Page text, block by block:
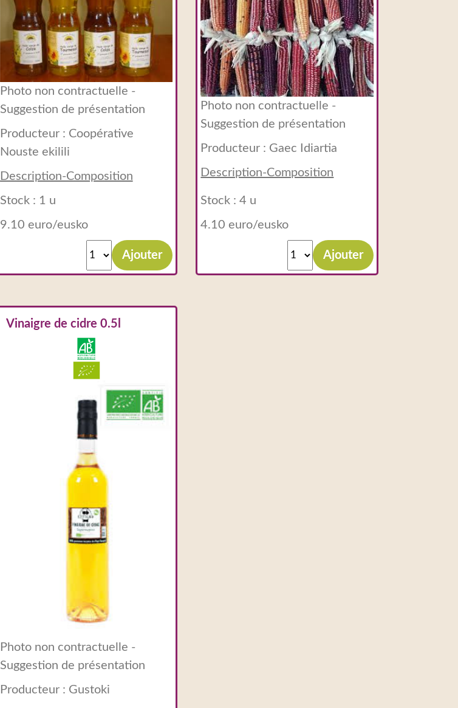
Photo non contractuelle -
Suggestion de présentation
Producteur : Coopérative
Nouste ekilili
Description-Composition
Stock : 1 u
9.10 euro/eusko
Ajouter
Photo non contractuelle -
Suggestion de présentation
Producteur : Gaec Idiartia
Description-Composition
Stock : 4 u
4.10 euro/eusko
Ajouter
Vinaigre de cidre 0.5l
Photo non contractuelle -
Suggestion de présentation
Producteur : Gustoki